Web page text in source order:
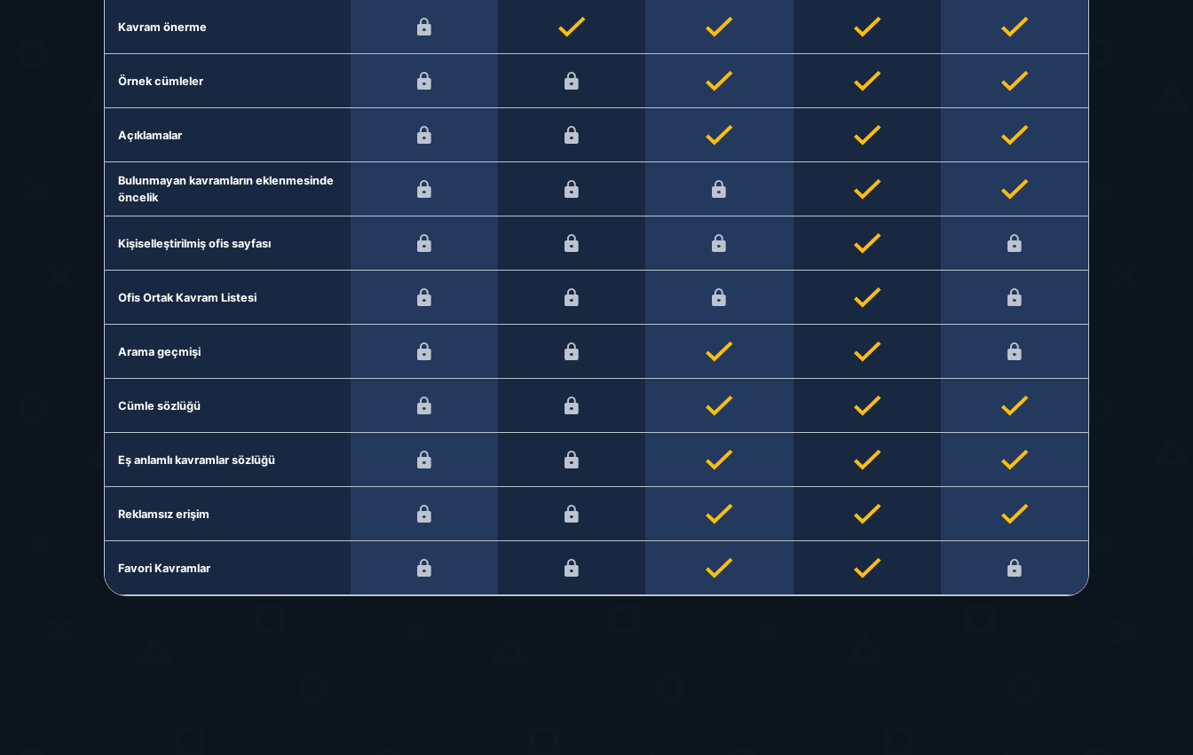
Kavram önerme
Örnek cümleler
Açıklamalar
Bulunmayan kavramların eklenmesinde
öncelik
Kişiselleştirilmiş ofis sayfası
Ofis Ortak Kavram Listesi
Arama geçmişi
Cümle sözlüğü
Eş anlamlı kavramlar sözlüğü
Reklamsız erişim
Favori Kavramlar